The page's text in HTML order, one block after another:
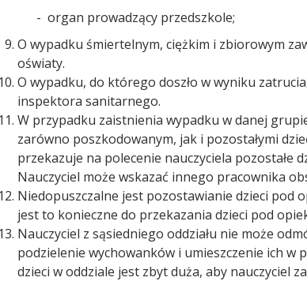
- organ prowadzący przedszkole;
O wypadku śmiertelnym, ciężkim i zbiorowym
oświaty.
O wypadku, do którego doszło w wyniku
inspektora sanitarnego.
W przypadku zaistnienia wypadku w danej
zarówno poszkodowanym, jak i pozostałymi
przekazuje na polecenie nauczyciela pozostałe
Nauczyciel może wskazać innego pracownika
Niedopuszczalne jest pozostawianie dzieci pod
jest to konieczne do przekazania dzieci pod
Nauczyciel z sąsiedniego oddziału nie może
podzielenie wychowanków i umieszczenie ich w
dzieci w oddziale jest zbyt duża, aby nauczyciel